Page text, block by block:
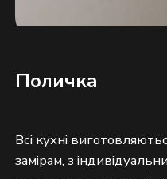
Поличка
Всі кухні
замірам, з